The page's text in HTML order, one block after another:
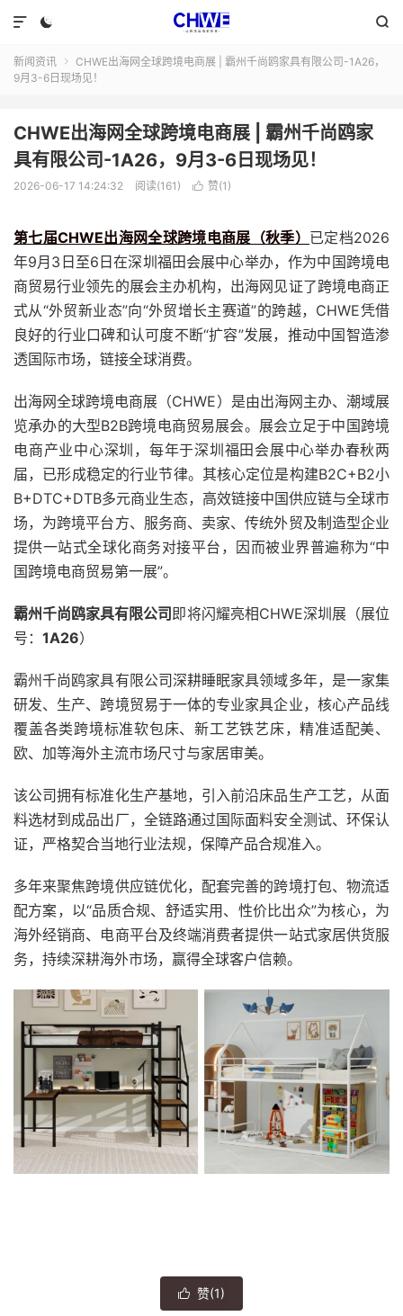
 

新闻资讯 
CHWE出海网全球跨境电商展 | 霸州千尚鸥家具有限公司-1A26，
9月3-6日现场见！
CHWE出海网全球跨境电商展 | 霸州千尚鸥家
具有限公司-1A26，9月3-6日现场见！
2026-06-17 14:24:32 阅读(161)  赞(1 )
第七届CHWE出海网全球跨境电商展（秋季） 已定档2026
年9月3日至6日在深圳福田会展中心举办，作为中国跨境电
商贸易行业领先的展会主办机构，出海网见证了跨境电商正
式从“外贸新业态”向“外贸增长主赛道”的跨越，CHWE凭借
良好的行业口碑和认可度不断“扩容”发展，推动中国智造渗
透国际市场，链接全球消费。
出海网全球跨境电商展（CHWE）是由出海网主办、潮域展
览承办的大型B2B跨境电商贸易展会。展会立足于中国跨境
电商产业中心深圳，每年于深圳福田会展中心举办春秋两
届，已形成稳定的行业节律。其核心定位是构建B2C+B2小
B+DTC+DTB多元商业生态，高效链接中国供应链与全球市
场，为跨境平台方、服务商、卖家、传统外贸及制造型企业
提供一站式全球化商务对接平台，因而被业界普遍称为“中
国跨境电商贸易第一展”。
霸州千尚鸥家具有限公司 即将闪耀亮相CHWE深圳展（展位
号： 1A26）
霸州千尚鸥家具有限公司深耕睡眠家具领域多年，是一家集
研发、生产、跨境贸易于一体的专业家具企业，核心产品线
覆盖各类跨境标准软包床、新工艺铁艺床，精准适配美、
欧、加等海外主流市场尺寸与家居审美。
该公司拥有标准化生产基地，引入前沿床品生产工艺，从面
料选材到成品出厂，全链路通过国际面料安全测试、环保认
证，严格契合当地行业法规，保障产品合规准入。
多年来聚焦跨境供应链优化，配套完善的跨境打包、物流适
配方案，以“品质合规、舒适实用、性价比出众”为核心，为
海外经销商、电商平台及终端消费者提供一站式家居供货服
务，持续深耕海外市场，赢得全球客户信赖。
 赞(1)